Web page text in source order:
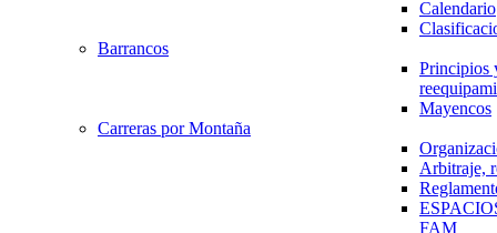
Calendario
Barrancos
Principios
Mayencos
Carreras por Montaña
Arbitraje,
FAM